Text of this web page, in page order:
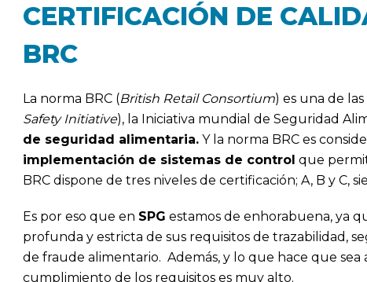
CERTIFICACIÓN DE
BRC
La norma BRC (British Retail Consortium) es una de
Safety Initiative), la Iniciativa mundial de Seguridad
de seguridad alimentaria.Y la norma BRC es
implementación de sistemas de control que
BRC dispone de tres niveles de certificación; A, B y C,
Es por eso que en SPG estamos de enhorabuena, ya
profunda y estricta de sus requisitos de trazabilidad,
de fraude alimentario. Además, y lo que hace que
cumplimiento de los requisitos es muy alto.